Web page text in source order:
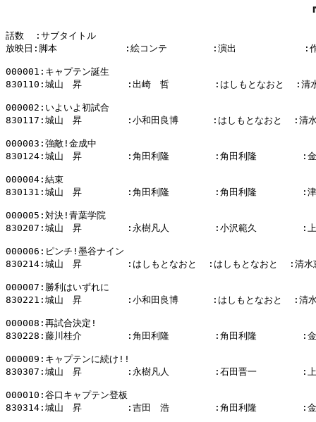
話数  :サブタイトル
放映日:脚本            :絵コンテ        :演出            :作
000001:キャプテン誕生
830110:城山　昇        :出崎　哲        :はしもとなおと  :清
000002:いよいよ初試合
830117:城山　昇        :小和田良博      :はしもとなおと  :清水
000003:強敵!金成中
830124:城山　昇        :角田利隆        :角田利隆        :金
000004:結束
830131:城山　昇        :角田利隆        :角田利隆        :津
000005:対決!青葉学院
830207:城山　昇        :永樹凡人        :小沢範久        :上
000006:ピンチ!墨谷ナイン
830214:城山　昇        :はしもとなおと  :はしもとなおと  :清水
000007:勝利はいずれに
830221:城山　昇        :小和田良博      :はしもとなおと  :清水
000008:再試合決定!
830228:藤川桂介        :角田利隆        :角田利隆        :金
000009:キャプテンに続け!!
830307:城山　昇        :永樹凡人        :石田晋一        :上
000010:谷口キャプテン登板
830314:城山　昇        :吉田　浩        :角田利隆        :金